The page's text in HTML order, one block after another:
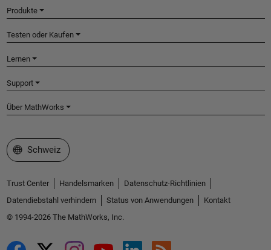
Produkte
Testen oder Kaufen
Lernen
Support
Über MathWorks
Website auswählen
Schweiz
Trust Center Handelsmarken
Datenschutz-Richtlinien
Datendiebstahl verhindern
Status von Anwendungen
Kontakt
© 1994-2026 The MathWorks, Inc.